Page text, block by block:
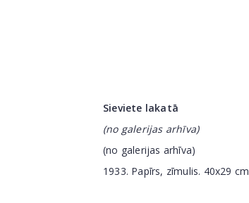
Sieviete lakatā
(no galerijas arhīva)
(no galerijas arhīva)
1933. Papīrs, zīmulis. 40x29 cm